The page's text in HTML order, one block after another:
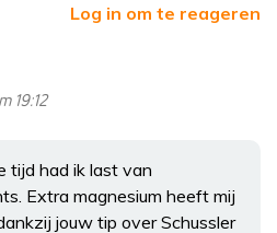
Log in om te reageren
19:12
tijd had ik last van
Extra magnesium heeft mij
jouw tip over Schussler